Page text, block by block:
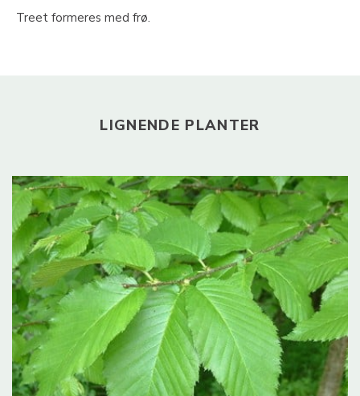
Treet formeres med frø.
LIGNENDE PLANTER